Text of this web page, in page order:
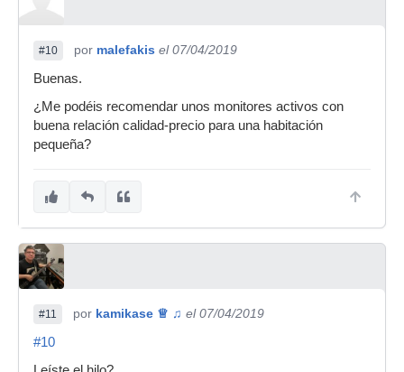
#10 por malefakis el 07/04/2019
Buenas.
¿Me podéis recomendar unos monitores activos con
buena relación calidad-precio para una habitación
pequeña?
#11 por kamikase ♕ ♫ el 07/04/2019
#10